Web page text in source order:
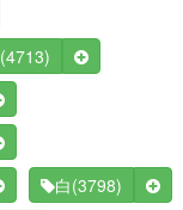
(4713)
白 (3798)